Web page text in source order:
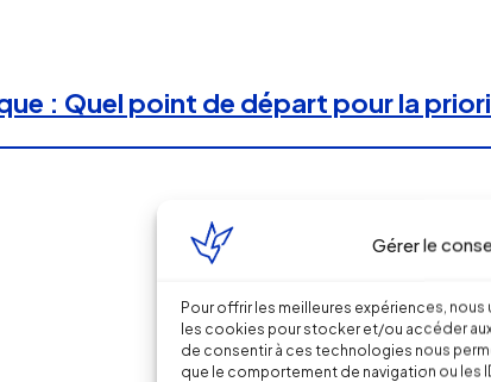
Gérer le
Pour offrir les meilleures expériences,
les cookies pour stocker et/ou accéder
de consentir à ces technologies nous
que le comportement de navigation ou les
: Quel point de départ pour la